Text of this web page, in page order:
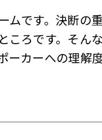
ムです。決断の
ころです。そん
ーカーへの理